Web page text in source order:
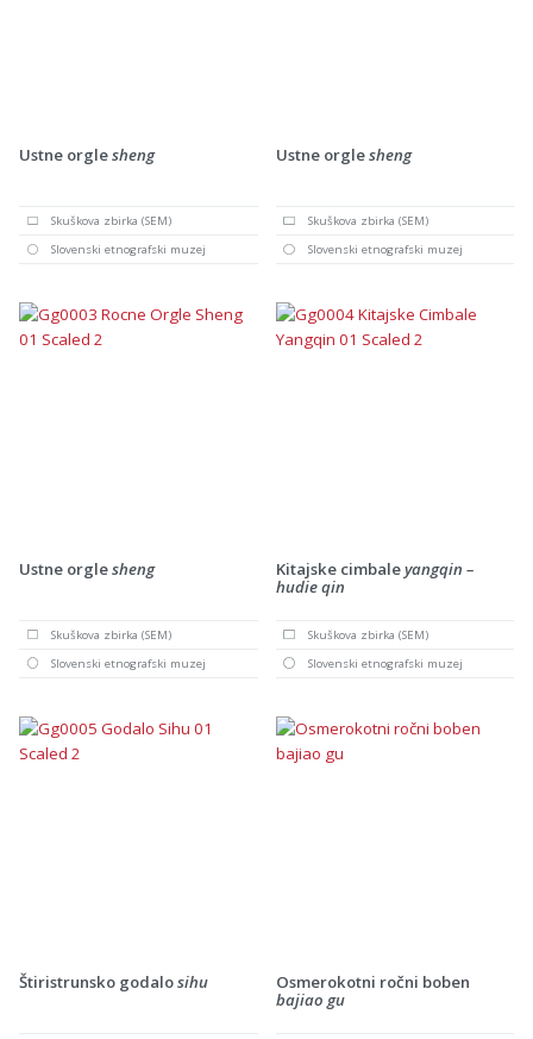
Ustne orglesheng
Skuškova zbirka (SEM)
Slovenski etnografski muzej
Ustne orglesheng
Skuškova zbirka (SEM)
Slovenski etnografski muzej
Ustne orglesheng
Skuškova zbirka (SEM)
Slovenski etnografski muzej
Kitajske cimbaleyangqin –
hudie qin
Skuškova zbirka (SEM)
Slovenski etnografski muzej
Štiristrunsko godalosihu
Osmerokotni ročni boben
bajiao gu